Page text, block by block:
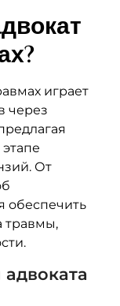
играет
через
От
обеспечить
травмы,